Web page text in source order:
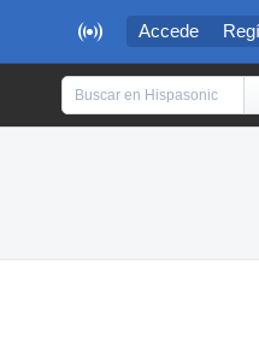
 Accede